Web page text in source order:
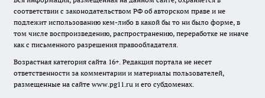
соответствии с законодательством РФ об авторском праве и не
подлежит использованию кем-либо в какой бы то ни было форме, в
том числе воспроизведению, распространению, переработке не иначе
как с письменного разрешения правообладателя.
Возрастная категория сайта 16+. Редакция портала не несет
ответственности за комментарии и материалы пользователей,
размещенные на сайте www.pg11.ru и его субдоменах.